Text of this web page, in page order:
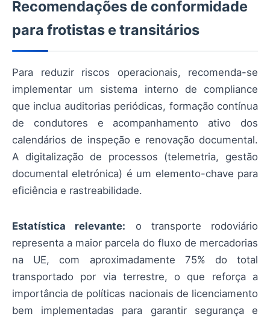
Recomendações de conformidade
para frotistas e transitários
Para reduzir riscos operacionais, recomenda-se
implementar um sistema interno de compliance
que inclua auditorias periódicas, formação contínua
de condutores e acompanhamento ativo dos
calendários de inspeção e renovação documental.
A digitalização de processos (telemetria, gestão
documental eletrónica) é um elemento-chave para
eficiência e rastreabilidade.
Estatística relevante: o transporte rodoviário
representa a maior parcela do fluxo de mercadorias
na UE, com aproximadamente 75% do total
transportado por via terrestre, o que reforça a
importância de políticas nacionais de licenciamento
bem implementadas para garantir segurança e